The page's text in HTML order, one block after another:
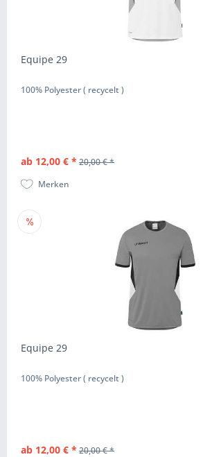
Equipe 29
100% Polyester ( recycelt )
ab 12,00 € * 20,00 € *
Merken
Equipe 29
100% Polyester ( recycelt )
ab 12,00 € * 20,00 € *